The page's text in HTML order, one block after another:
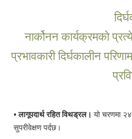
नार्कोनन कार्यक्रमको
प्रभावकारी दिर्घकालीन
• लागूपदार्थ रहित विथड्रल। यो चरणमा
सुपरीवेक्षण पर्दछ।